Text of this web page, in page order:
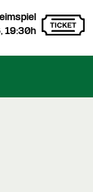
19:30h